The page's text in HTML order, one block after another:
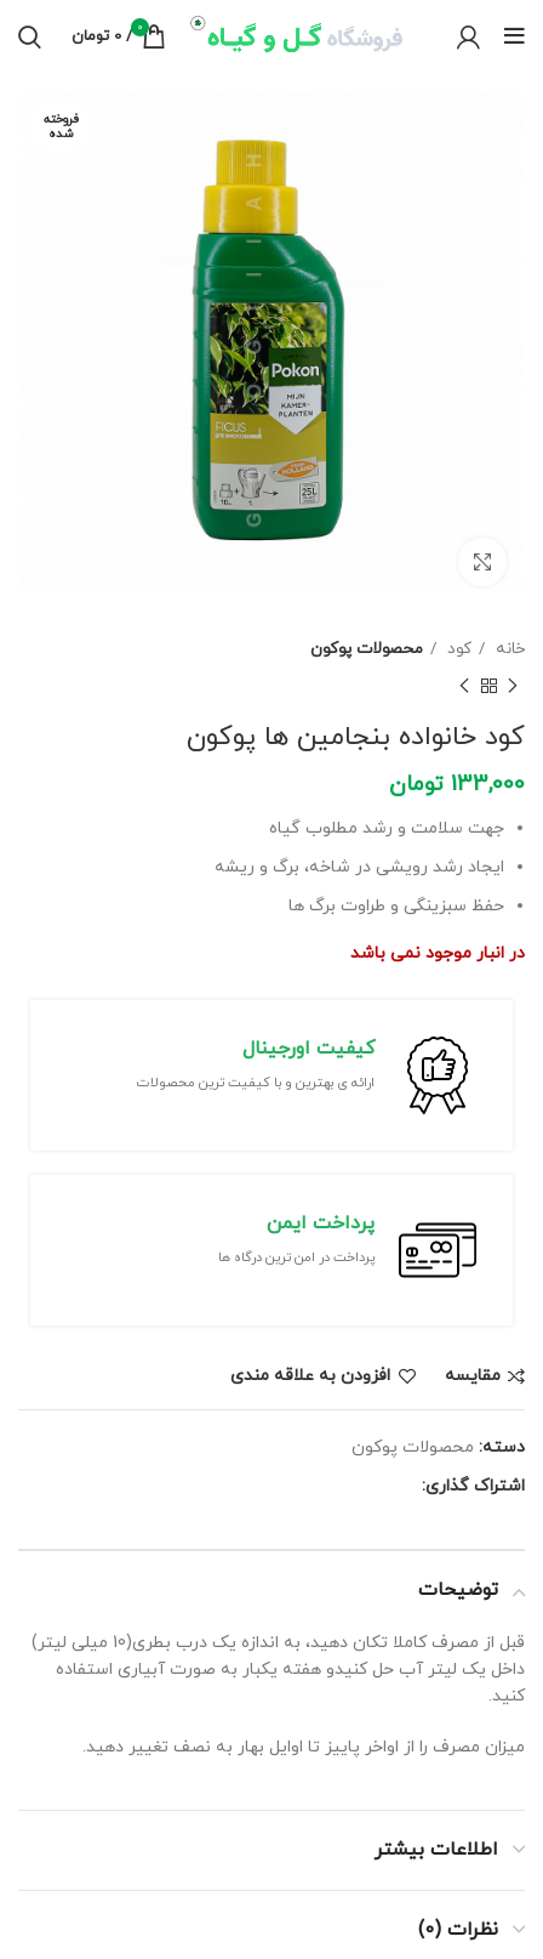
0
/
0 تومان
فروخته
شده
خانه کود محصولات پوکون
کود خانواده بنجامین ها پوکون
133,000 تومان
جهت سلامت و رشد مطلوب گیاه
ایجاد رشد رویشی در شاخه، برگ و ریشه
حفظ سبزینگی و طراوت برگ ها
در انبار موجود نمی باشد
کیفیت اورجینال
ارائه ی بهترین و با کیفیت ترین محصولات
پرداخت ایمن
پرداخت در امن ترین درگاه ها
مقايسه افزودن به علاقه مندی
دسته: محصولات پوکون
اشتراک گذاری:
توضیحات
قبل از مصرف کاملا تکان دهید، به اندازه یک درب بطری(10 میلی لیتر)
داخل یک لیتر آب حل کنیدو هفته یکبار به صورت آبیاری استفاده
کنید.
میزان مصرف را از اواخر پاییز تا اوایل بهار به نصف تغییر دهید.
اطلاعات بیشتر
نظرات (0)